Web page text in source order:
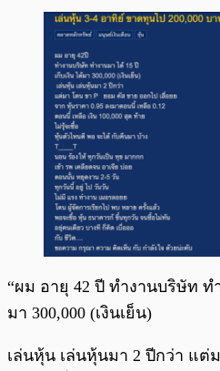
“ผม อายุ 42 ปี ทำงานบริษัท ท
มา 300,000 (เงินเย็น)
เล่นหุ้น เล่นหุ้นมา 2 ปีกว่า แ